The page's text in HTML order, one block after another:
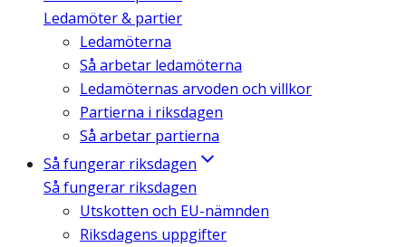
Ledamöter & partier
Ledamöterna
Så arbetar ledamöterna
Ledamöternas arvoden och villkor
Partierna i riksdagen
Så arbetar partierna
Så fungerar riksdagen
Så fungerar riksdagen
Utskotten och EU-nämnden
Riksdagens uppgifter